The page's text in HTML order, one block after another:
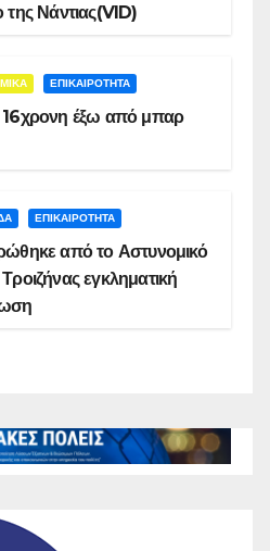
της Νάντιας(VID)
ΕΠΙΚΑΙΡΟΤΗΤΑ
έξω από μπαρ
ΕΠΙΚΑΙΡΟΤΗΤΑ
από το Αστυνομικό
εγκληματική